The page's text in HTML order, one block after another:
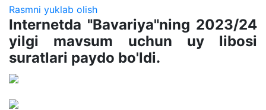
Rasmni yuklab olish
Internetda "Bavariya"ning 2023/24
yilgi mavsum uchun uy libosi
suratlari paydo bo'ldi.